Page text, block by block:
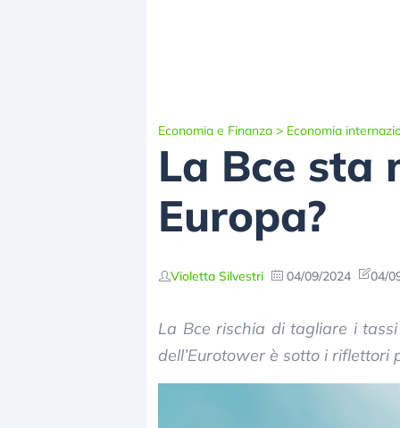
Economia e Finanza > Economia
La Bce sta
Europa?
Violetta Silvestri 04/09/2024 04/
La Bce rischia di tagliare i
dell’Eurotower è sotto i